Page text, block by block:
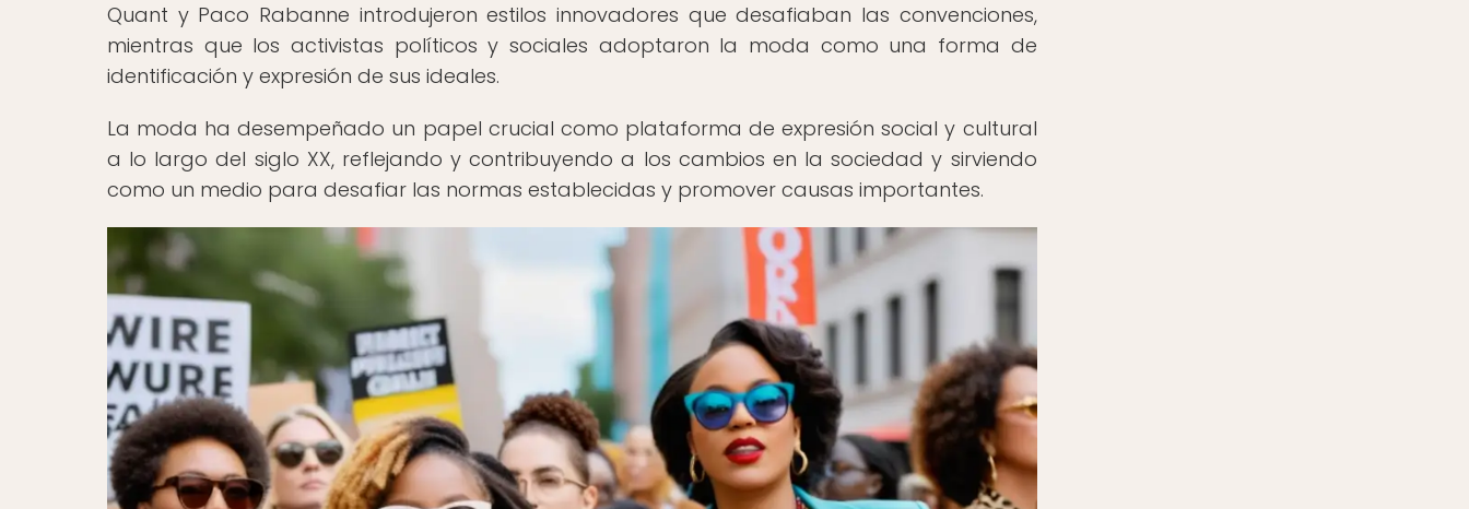
Quant y Paco Rabanne introdujeron estilos innovadores que desafiaban las convenciones,
mientras que los activistas políticos y sociales adoptaron la moda como una forma de
identificación y expresión de sus ideales.
La moda ha desempeñado un papel crucial como plataforma de expresión social y cultural
a lo largo del siglo XX, reflejando y contribuyendo a los cambios en la sociedad y sirviendo
como un medio para desafiar las normas establecidas y promover causas importantes.